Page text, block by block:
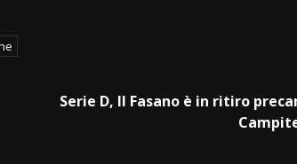
Serie D, Il Fasano è in ritiro